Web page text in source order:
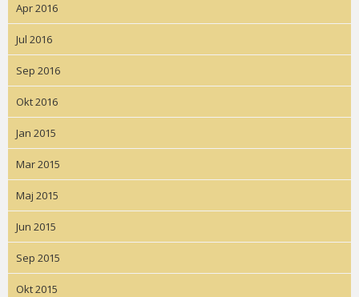
Apr 2016
Jul 2016
Sep 2016
Okt 2016
Jan 2015
Mar 2015
Maj 2015
Jun 2015
Sep 2015
Okt 2015